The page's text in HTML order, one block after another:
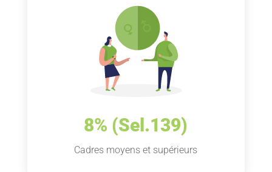
8% (Sel.139)
Cadres moyens et supérieurs